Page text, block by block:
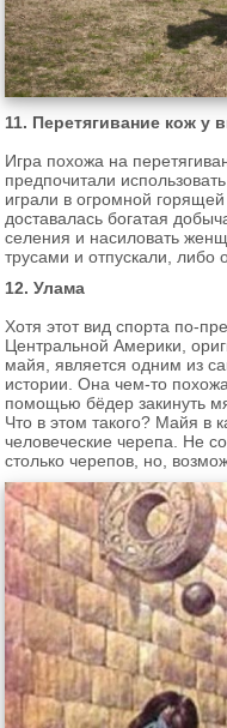
11. Перетягивание кож у
Игра похожа на
предпочитали
играли в огромной
доставалась богатая
селения и насиловать
трусами и отпускали, либо
12. Улама
Хотя этот вид спорта по-
Центральной Америки,
майя, является одним из
истории. Она чем-то
помощью бёдер закинуть
Что в этом такого? Майя в
человеческие черепа. Не
столько черепов, но,